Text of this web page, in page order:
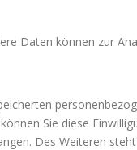
Daten können zur
Sie diese
Des Weiteren